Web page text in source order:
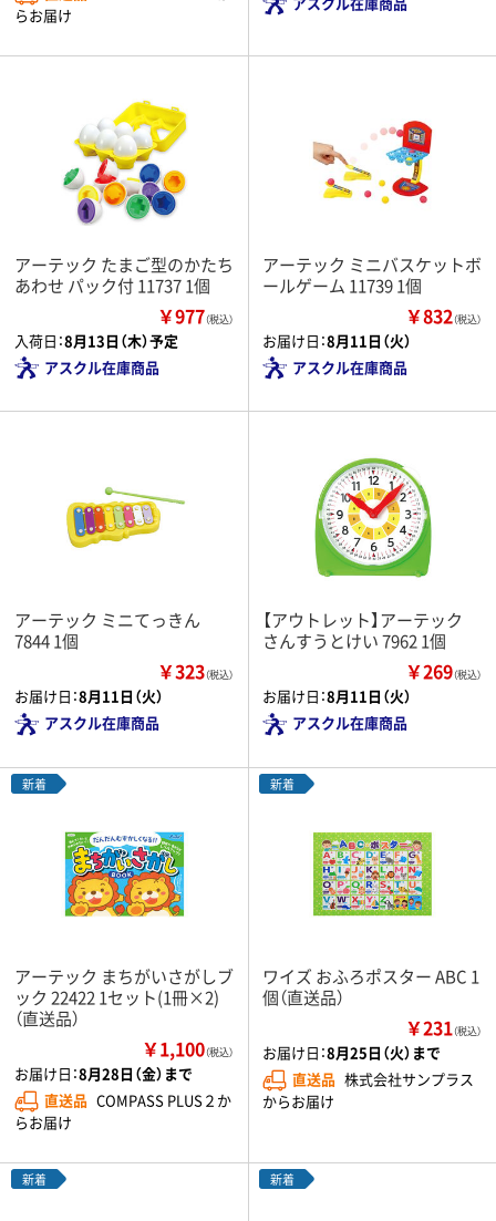
らお届け
アーテック たまご型のかたち
あわせ パック付 11737 1個
￥977（税込）
入荷日：8月13日（木）予定
アスクル在庫商品
アーテック ミニバスケットボ
ールゲーム 11739 1個
￥832（税込）
お届け日：8月11日（火）
アスクル在庫商品
アーテック ミニてっきん
7844 1個
￥323（税込）
お届け日：8月11日（火）
アスクル在庫商品
【アウトレット】アーテック
さんすうとけい 7962 1個
￥269（税込）
お届け日：8月11日（火）
アスクル在庫商品
新着
アーテック まちがいさがしブ
ック 22422 1セット(1冊×2)
（直送品）
￥1,100（税込）
お届け日：8月28日（金）まで
直送品 COMPASS PLUS２か
らお届け
新着
ワイズ おふろポスター ABC 1
個（直送品）
￥231（税込）
お届け日：8月25日（火）まで
直送品 株式会社サンプラス
からお届け
新着 新着